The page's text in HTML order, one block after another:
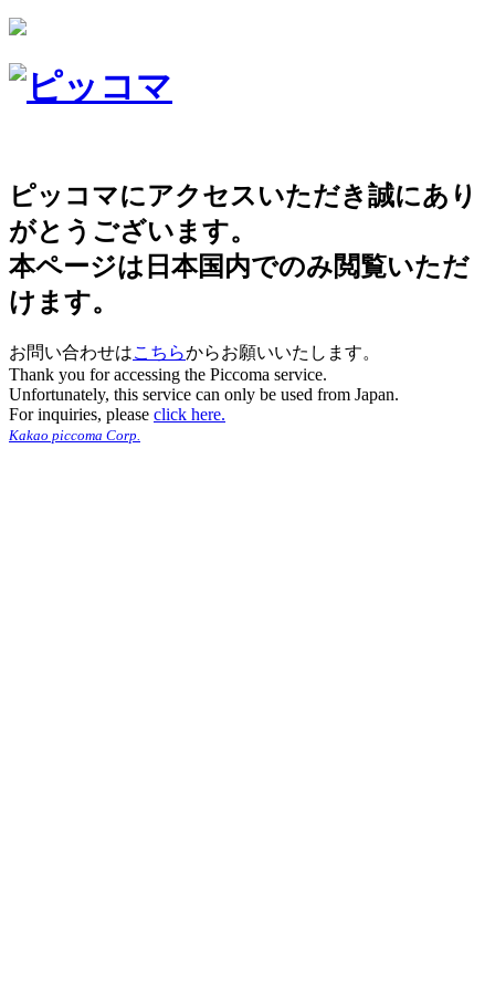
ピッコマにアクセスいただき誠にあり
がとうございます。
本ページは日本国内でのみ閲覧いただ
けます。
お問い合わせはこちらからお願いいたします。
Thank you for accessing the Piccoma service.
Unfortunately, this service can only be used from Japan.
For inquiries, please click here.
Kakao piccoma Corp.